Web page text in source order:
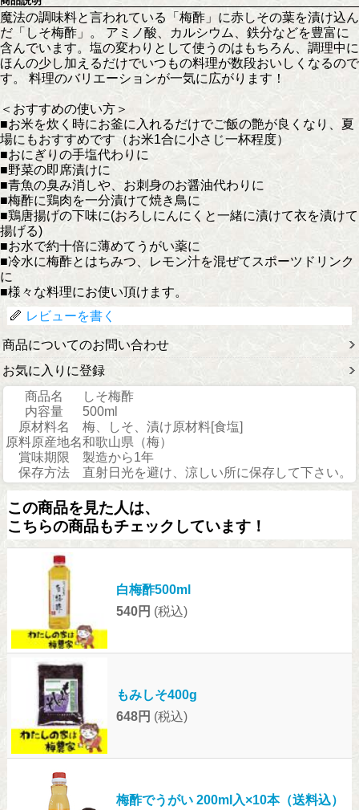
魔法の調味料と言われている「梅酢」に赤しその葉を漬け込ん
だ「しそ梅酢」。 アミノ酸、カルシウム、鉄分などを豊富に
含んでいます。塩の変わりとして使うのはもちろん、調理中に
ほんの少し加えるだけでいつもの料理が数段おいしくなるので
す。 料理のバリエーションが一気に広がります！
＜おすすめの使い方＞
■お米を炊く時にお釜に入れるだけでご飯の艶が良くなり、夏
場にもおすすめです（お米1合に小さじ一杯程度）
■おにぎりの手塩代わりに
■野菜の即席漬けに
■青魚の臭み消しや、お刺身のお醤油代わりに
■梅酢に鶏肉を一分漬けて焼き鳥に
■鶏唐揚げの下味に(おろしにんにくと一緒に漬けて衣を漬けて
揚げる)
■お水で約十倍に薄めてうがい薬に
■冷水に梅酢とはちみつ、レモン汁を混ぜてスポーツドリンク
に
■様々な料理にお使い頂けます。
レビューを書く
商品についてのお問い合わせ
お気に入りに登録
商品名
しそ梅酢
内容量
500ml
原材料名
梅、しそ、漬け原材料[食塩]
原料原産地名和歌山県（梅）
賞味期限
製造から1年
保存方法
直射日光を避け、涼しい所に保存して下さい。
この商品を見た人は、
こちらの商品もチェックしています！
白梅酢500ml
540円 (税込)
もみしそ400g
648円 (税込)
梅酢でうがい 200ml入×10本（送料込）